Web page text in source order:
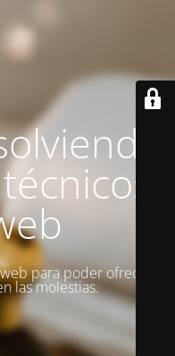
para poder ofrecer un
las molestias.